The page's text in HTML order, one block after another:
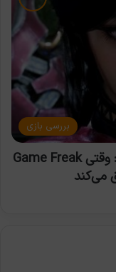
بررسی بازی
بررسی بازی Beast of Reincarnation: وقتی Game Freak
می‌کند